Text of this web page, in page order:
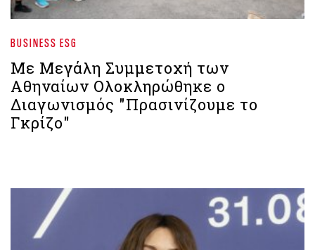
BUSINESS ESG
Με Μεγάλη Συμμετοχή των
Αθηναίων Ολοκληρώθηκε ο
Διαγωνισμός "Πρασινίζουμε το
Γκρίζο"